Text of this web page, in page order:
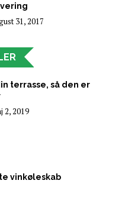
31, 2017
terrasse, så den er
2, 2019
vinkøleskab